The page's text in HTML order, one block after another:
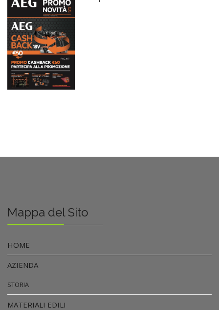
Mappa del Sito
HOME
AZIENDA
STORIA
MATERIALI EDILI